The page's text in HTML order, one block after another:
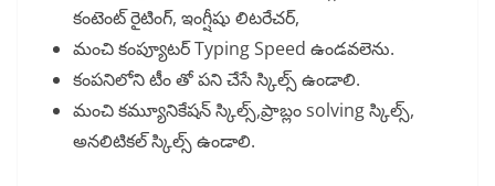
కంటెంట్ రైటింగ్, ఇంగ్షీషు లిటరేచర్,
మంచి కంప్యూటర్ Typing Speed ఉండవలెను.
కంపనిలోని టీం తో పని చేసే స్కిల్స్ ఉండాలి.
మంచి కమ్యూనికేషన్ స్కిల్స్,ప్రాబ్లం solving స్కిల్స్,
అనలిటికల్ స్కిల్స్ ఉండాలి.